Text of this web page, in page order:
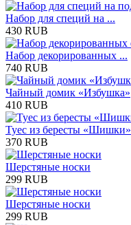
Набор для специй на ...
430 RUB
Набор декорированных ...
740 RUB
Чайный домик «Избушка»
410 RUB
Туес из бересты «Шишки»
370 RUB
Шерстяные носки
299 RUB
Шерстяные носки
299 RUB